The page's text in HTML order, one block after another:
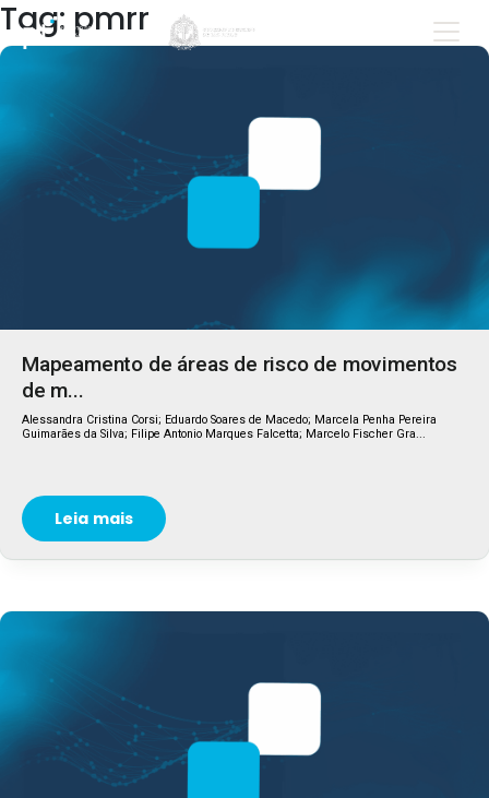
Tag: pmrr
Mapeamento de áreas de risco de movimentos
de m...
Alessandra Cristina Corsi; Eduardo Soares de Macedo; Marcela Penha Pereira
Guimarães da Silva; Filipe Antonio Marques Falcetta; Marcelo Fischer Gra...
Leia mais